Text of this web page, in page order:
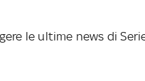
le ultime news di